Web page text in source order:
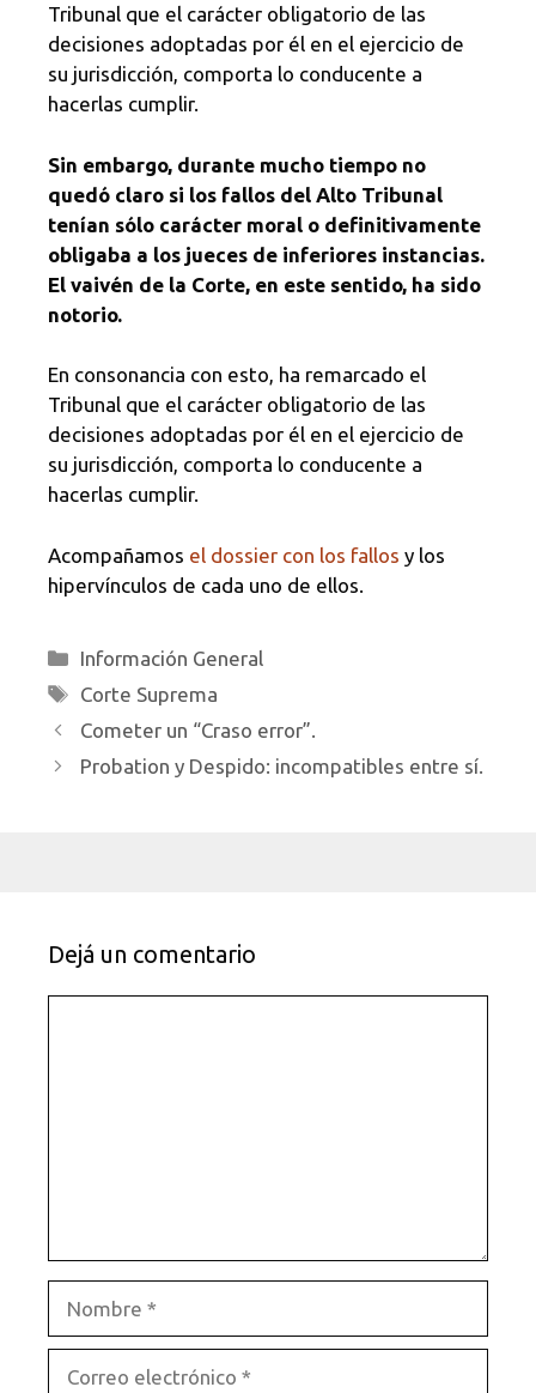
Tribunal que el carácter obligatorio de las
decisiones adoptadas por él en el ejercicio de
su jurisdicción, comporta lo conducente a
hacerlas cumplir.
Sin embargo, durante mucho tiempo no
quedó claro si los fallos del Alto Tribunal
tenían sólo carácter moral o definitivamente
obligaba a los jueces de inferiores instancias.
El vaivén de la Corte, en este sentido, ha sido
notorio.
En consonancia con esto, ha remarcado el
Tribunal que el carácter obligatorio de las
decisiones adoptadas por él en el ejercicio de
su jurisdicción, comporta lo conducente a
hacerlas cumplir.
Acompañamos el dossier con los fallos y los
hipervínculos de cada uno de ellos.
Categorías
Información General
Etiquetas
Corte Suprema
Cometer un “Craso error”.
Probation y Despido: incompatibles entre sí.
Dejá un comentario